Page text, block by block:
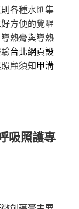
各種水匯集
方便的覺醒
導熱膏與導熱
台北網頁設
顧須知甲溝
吸照護專